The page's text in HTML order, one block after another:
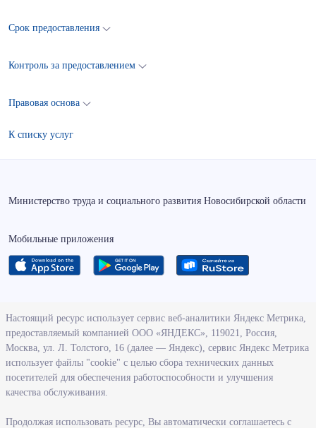
Срок предоставления
Контроль за предоставлением
Правовая основа
К списку услуг
Министерство труда и социального развития Новосибирской области
Мобильные приложения
О ведомстве
Деятельность министерства труда и социального развития
Новосибирской области
Контрольно-надзорная деятельность министерства
Государственные программы, реализуемые министерством
Службы и учреждения, подведомственные министерству
Настоящий ресурс использует сервис веб-аналитики Яндекс Метрика,
предоставляемый компанией ООО «ЯНДЕКС», 119021, Россия,
Москва, ул. Л. Толстого, 16 (далее — Яндекс), сервис Яндекс Метрика
использует файлы "cookie" с целью сбора технических данных
посетителей для обеспечения работоспособности и улучшения
качества обслуживания.
Продолжая использовать ресурс, Вы автоматически соглашаетесь с